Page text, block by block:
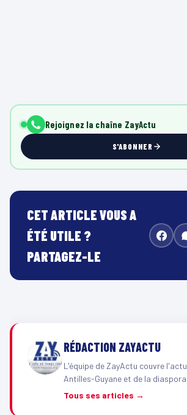
Rejoignez la chaîne ZayActu
S'ABONNER
CET ARTICLE VOUS A
ÉTÉ UTILE ?
PARTAGEZ-LE
RÉDACTION ZAYACTU
L'équipe de ZayActu couvre
Antilles-Guyane et de la
Tous ses articles →